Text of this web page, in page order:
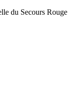
du Secours Rouge